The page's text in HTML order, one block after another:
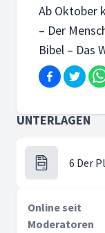
Ab Oktober
– Der
Bibel – Das
UNTERLAGEN
6 Der
Online seit
Moderatoren